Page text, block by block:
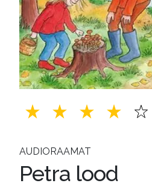
AUDIORAAMAT
Petra lood